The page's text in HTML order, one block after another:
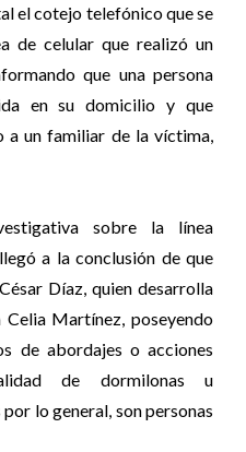
el cotejo telefónico que se
de celular que realizó un
que una persona
en su domicilio y que
a un familiar de la víctima,
sobre la línea
a la conclusión de que
Díaz, quien desarrolla
Martínez, poseyendo
de abordajes o acciones
de dormilonas u
lo general, son personas